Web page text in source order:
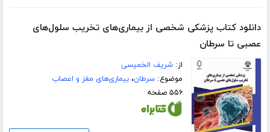
دانلود کتاب پزشکی شخصی از بیماری‌های تخریب سلول‌های
عصبی تا سرطان
از:شریف الخمیسی
موضوع:سرطان،بیماری‌های مغز و اعصاب
۵۵۶ صفحه